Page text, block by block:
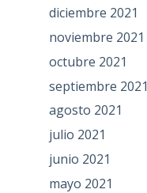
diciembre 2021
noviembre 2021
octubre 2021
septiembre 2021
agosto 2021
julio 2021
junio 2021
mayo 2021